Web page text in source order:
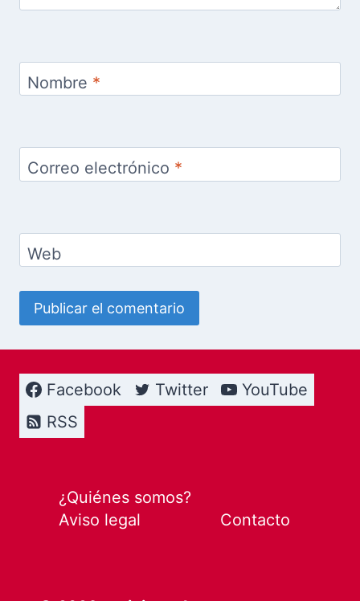
Nombre *
Correo electrónico *
Web
Facebook Twitter
YouTube
RSS
¿Quiénes somos?
Aviso legal
Contacto